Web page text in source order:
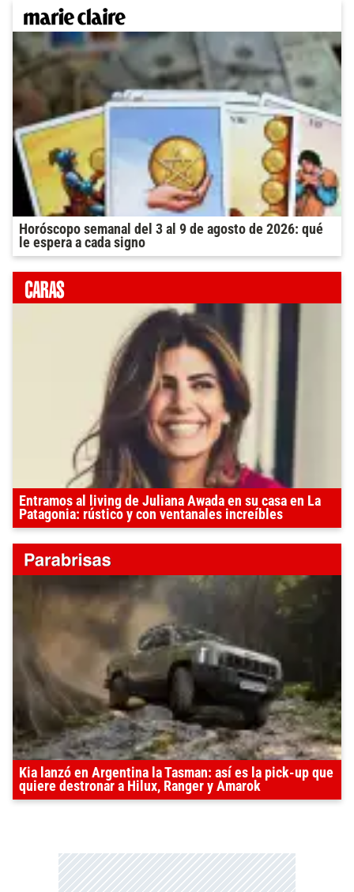
Horóscopo semanal del 3 al 9 de agosto de 2026: qué
le espera a cada signo
Entramos al living de Juliana Awada en su casa en La
Patagonia: rústico y con ventanales increíbles
Kia lanzó en Argentina la Tasman: así es la pick-up que
quiere destronar a Hilux, Ranger y Amarok